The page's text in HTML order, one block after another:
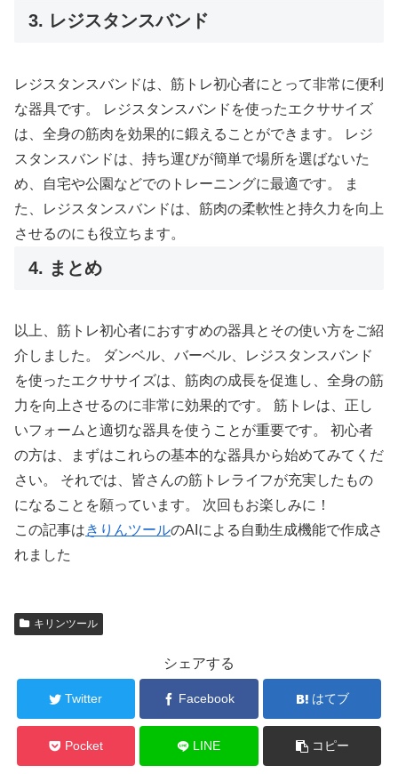
3. レジスタンスバンド
レジスタンスバンドは、筋トレ初心者にとって非常に便利
な器具です。 レジスタンスバンドを使ったエクササイズ
は、全身の筋肉を効果的に鍛えることができます。 レジ
スタンスバンドは、持ち運びが簡単で場所を選ばないた
め、自宅や公園などでのトレーニングに最適です。 ま
た、レジスタンスバンドは、筋肉の柔軟性と持久力を向上
させるのにも役立ちます。
4. まとめ
以上、筋トレ初心者におすすめの器具とその使い方をご紹
介しました。 ダンベル、バーベル、レジスタンスバンド
を使ったエクササイズは、筋肉の成長を促進し、全身の筋
力を向上させるのに非常に効果的です。 筋トレは、正し
いフォームと適切な器具を使うことが重要です。 初心者
の方は、まずはこれらの基本的な器具から始めてみてくだ
さい。 それでは、皆さんの筋トレライフが充実したもの
になることを願っています。 次回もお楽しみに！
この記事はきりんツールのAIによる自動生成機能で作成さ
れました
キリンツール
シェアする
Twitter Facebook はてブ
Pocket LINE コピー